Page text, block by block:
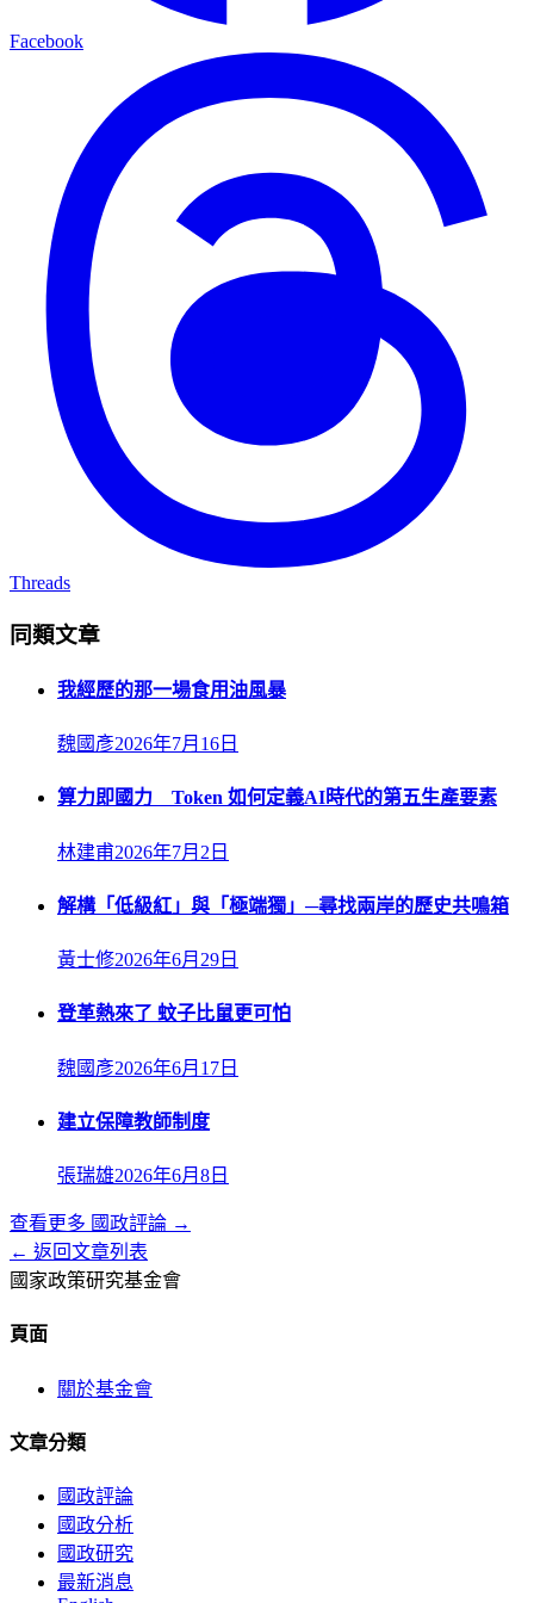
Facebook
Threads
同類文章
我經歷的那一場食用油風暴
魏國彥2026年7月16日
算力即國力 Token 如何定義AI時代的第五生產要素
林建甫2026年7月2日
解構「低級紅」與「極端獨」─尋找兩岸的歷史共鳴箱
黃士修2026年6月29日
登革熱來了 蚊子比鼠更可怕
魏國彥2026年6月17日
建立保障教師制度
張瑞雄2026年6月8日
查看更多 國政評論 →
← 返回文章列表
國家政策研究基金會
頁面
關於基金會
文章分類
國政評論
國政分析
國政研究
最新消息